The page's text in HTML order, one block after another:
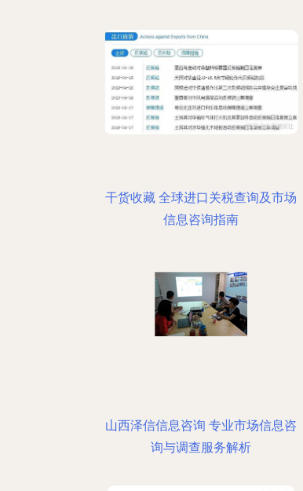
干货收藏 全球进口关税查询及市场
信息咨询指南
山西泽信信息咨询 专业市场信息咨
询与调查服务解析